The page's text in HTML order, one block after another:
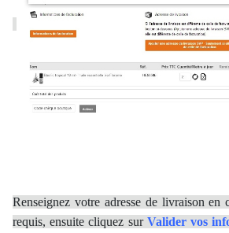
Renseignez votre adresse de livraison en
requis, ensuite cliquez sur Valider vos